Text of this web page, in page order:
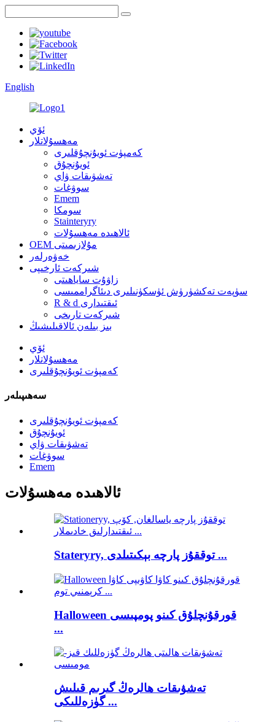
English
ئۆي
مەھسۇلاتلار
كەمپۈت ئويۇنچۇقلىرى
ئويۇنچۇق
تەشۋىقات ۋاي
سوۋغات
Emem
سومكا
Stainteryry
ئالاھىدە مەھسۇلات
OEM مۇلازىمىتى
خەۋەرلەر
شىركەت ئارخىپى
زاۋۇت ساياھىتى
سۈپەت تەكشۈرۈش ئۈسكۈنىلىرى دىئاگراممىسى
R & d ئىقتىدارى
شىركەت تارىخى
بىز بىلەن ئالاقىلىشىڭ
ئۆي
مەھسۇلاتلار
كەمپۈت ئويۇنچۇقلىرى
سەھىپىلەر
كەمپۈت ئويۇنچۇقلىرى
ئويۇنچۇق
تەشۋىقات ۋاي
سوۋغات
Emem
ئالاھىدە مەھسۇلات
Stateryry, توققۇز پارچە بېكىتىلدى ...
Halloween قورقۇنچلۇق كىنو پومپىسى
...
تەشۋىقات ھالرەڭ گىرىم قىلىش
گۈزەللىكى ...